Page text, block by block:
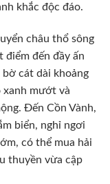
khắc độc đáo.
châu thổ sông
điểm đến đầy ấn
cát dài khoảng
xanh mướt và
Đến Cồn Vành,
biển, nghỉ ngơi
có thể mua hải
thuyền vừa cập